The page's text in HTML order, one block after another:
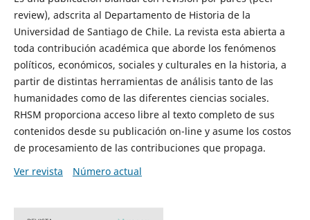
review), adscrita al Departamento de Historia de la
Universidad de Santiago de Chile. La revista esta abierta a
toda contribución académica que aborde los fenómenos
políticos, económicos, sociales y culturales en la historia, a
partir de distintas herramientas de análisis tanto de las
humanidades como de las diferentes ciencias sociales.
RHSM proporciona acceso libre al texto completo de sus
contenidos desde su publicación on-line y asume los costos
de procesamiento de las contribuciones que propaga.
Ver revista
Número actual